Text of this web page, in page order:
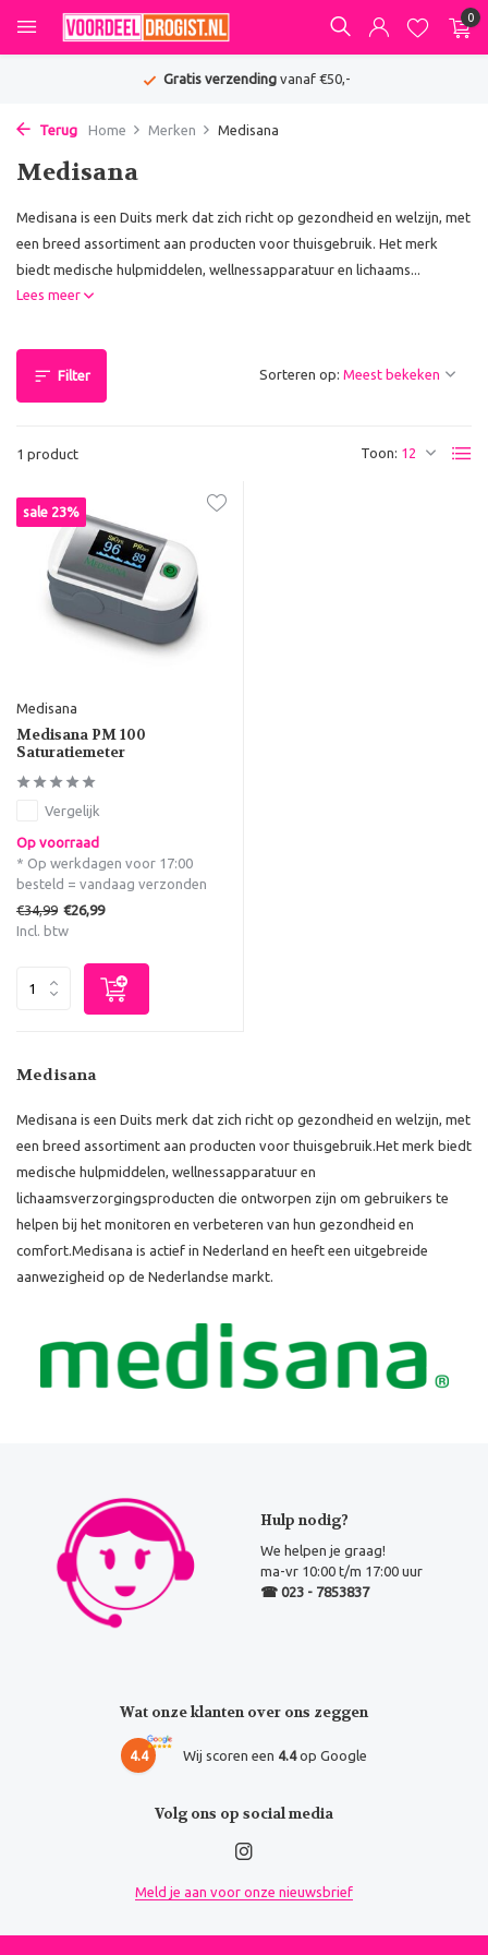
0
Gratis verzendingvanaf €50,-
Terug Home Merken Medisana
Medisana
Medisana is een Duits merk dat zich richt op gezondheid en welzijn, met
een breed assortiment aan producten voor thuisgebruik. Het merk
biedt medische hulpmiddelen, wellnessapparatuur en lichaams...
Lees meer
Filter
1 product Toon:
Sorteren op:
sale 23%
Medisana
Medisana PM 100
Saturatiemeter
Vergelijk
Op voorraad
* Op werkdagen voor 17:00
besteld = vandaag verzonden
€34,99 €26,99
Incl. btw
Medisana
Medisana is een Duits merk dat zich richt op gezondheid en welzijn, met
een breed assortiment aan producten voor thuisgebruik. Het merk biedt
medische hulpmiddelen, wellnessapparatuur en
lichaamsverzorgingsproducten die ontworpen zijn om gebruikers te
helpen bij het monitoren en verbeteren van hun gezondheid en
comfort. Medisana is actief in Nederland en heeft een uitgebreide
aanwezigheid op de Nederlandse markt.
Hulp nodig?
We helpen je graag!
ma-vr 10:00 t/m 17:00 uur
☎ 023 - 7853837
Wat onze klanten over ons zeggen
4.4 Wij scoren een 4.4op Google
Volg ons op social media
Meld je aan voor onze nieuwsbrief